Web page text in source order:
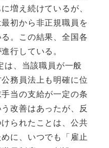
増え続けているが、
初から非正規職員を
。この結果、全国各
行している。
、当該職員が一般
務員法上も明確に位
当の支給が一定の条
改善はあったが、反
られたことは、公共
に、いつでも「雇止